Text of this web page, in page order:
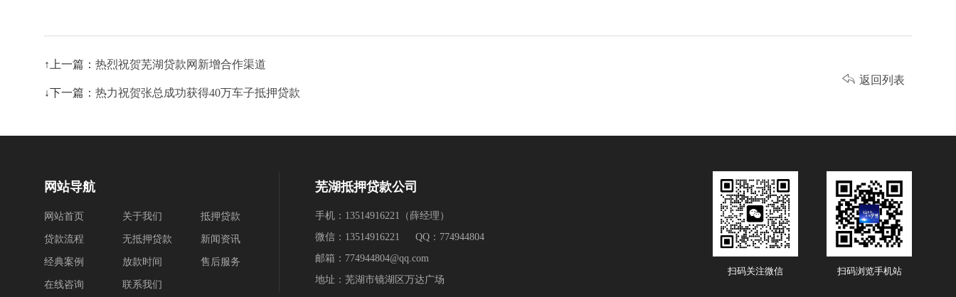
↑上一篇： 热烈祝贺芜湖贷款网新增合作渠道
↓下一篇： 热力祝贺张总成功获得40万车子抵押贷款
 返回列表
网站导航
网站首页 关于我们 抵押贷款
贷款流程 无抵押贷款 新闻资讯
经典案例 放款时间 售后服务
在线咨询 联系我们
芜湖抵押贷款公司
手机：13514916221（薛经理）
微信：13514916221 QQ：774944804
邮箱：774944804@qq.com
地址：芜湖市镜湖区万达广场
扫码关注微信 扫码浏览手机站